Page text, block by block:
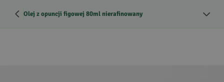
Olej z opuncji figowej 80ml nierafinowany